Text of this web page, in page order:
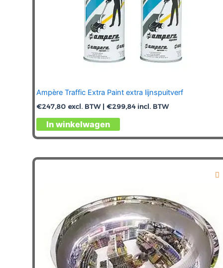
Ampère Traffic Extra Paint extra lijnspuitverf
€247,80 excl. BTW | €299,84incl. BTW
In winkelwagen
Dit
product
meerdere
kan
gekozen
worden
op
de
productpagina